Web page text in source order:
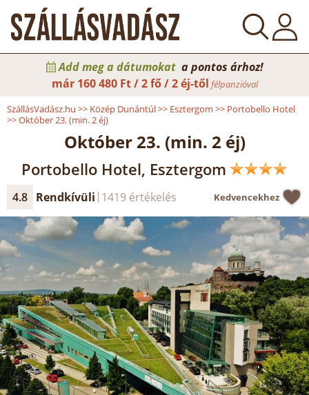
Add meg a dátumokat a pontos árhoz!
már 160 480 Ft / 2 fő / 2 éj-től félpanzióval
SzállásVadász.hu >> Közép Dunántúl>> Esztergom >> Portobello Hotel
>>Október 23. (min. 2 éj)
Október 23. (min. 2 éj)
Portobello Hotel, Esztergom
4.8 Rendkívüli 1419 értékelés Kedvencekhez